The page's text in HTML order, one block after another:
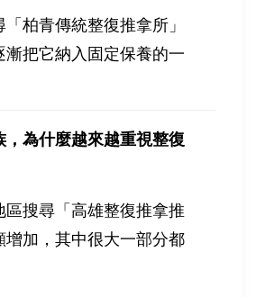
柏青傳統整復推拿所」
漸把它納入固定保養的一
為什麼越來越重視整復
搜尋「高雄整復推拿推
增加，其中很大一部分都